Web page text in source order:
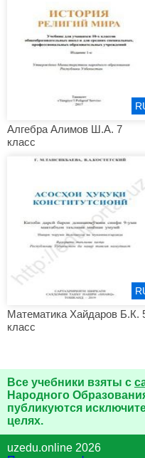
Алгебра Алимов Ш.А. 7
класс
Математика Хайдаров Б.К.
класс
Все учебники взяты с
Народного
публикуются
целях.
uzedu.online 2026